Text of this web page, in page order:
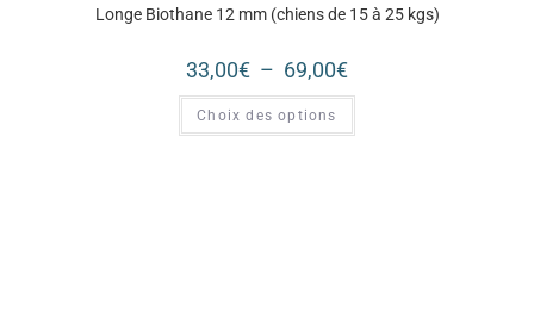
Longe Biothane 12 mm (chiens de 15 à 25 kgs)
33,00€ – 69,00€
Choix des options